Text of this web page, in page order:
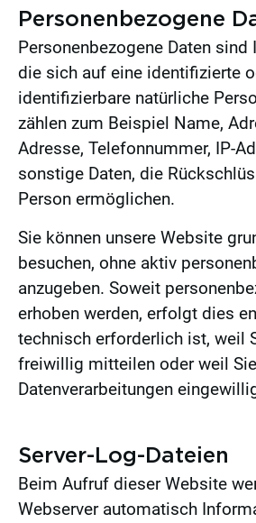
Personenbezogene
Personenbezogene Daten sind
die sich auf eine identifizierte
identifizierbare natürliche
zählen zum Beispiel Name,
Adresse, Telefonnummer, IP-
sonstige Daten, die
Person ermöglichen.
Sie können unsere Website
besuchen, ohne aktiv
anzugeben. Soweit
erhoben werden, erfolgt dies
technisch erforderlich ist, weil
freiwillig mitteilen oder weil
Datenverarbeitungen
Server-Log-Dateien
Beim Aufruf dieser Website
Webserver automatisch